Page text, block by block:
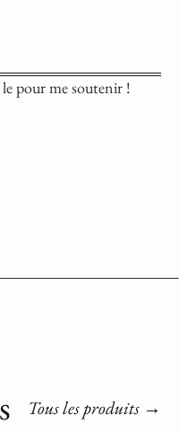
pour me soutenir !
Tous les produits